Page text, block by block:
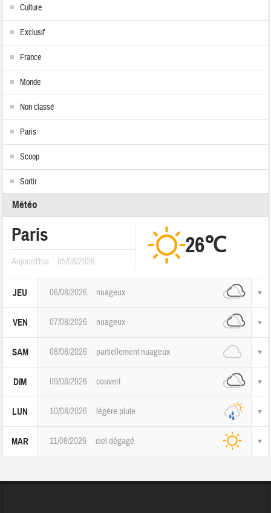
Culture
Exclusif
France
Monde
Non classé
Paris
Scoop
Sortir
Météo
Paris
Aujourd'hui 05/08/2026
26℃
JEU 06/08/2026 nuageux
VEN 07/08/2026 nuageux
SAM 08/08/2026 partiellement nuageux
DIM 09/08/2026 couvert
LUN 10/08/2026 légère pluie
MAR 11/08/2026 ciel dégagé